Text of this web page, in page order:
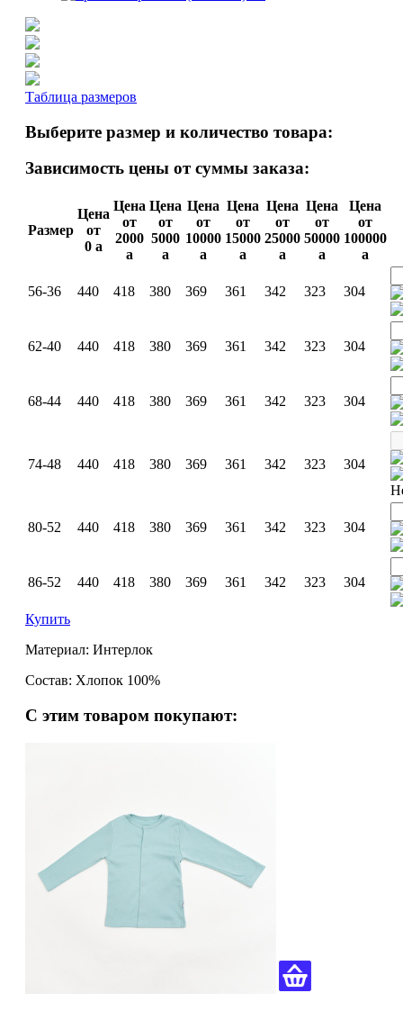
Таблица размеров
Выберите размер и количество товара:
Зависимость цены от суммы заказа:
Размер
Цена
от
0 a
Цена
от
2000
a
Цена
от
5000
a
Цена
от
10000
a
Цена
от
15000
a
Цена
от
25000
a
Цена
от
50000
a
Цена
от
100000
a
56-36 440 418 380 369 361 342 323 304
62-40 440 418 380 369 361 342 323 304
68-44 440 418 380 369 361 342 323 304
74-48 440 418 380 369 361 342 323
304
80-52 440 418 380 369 361 342 323 304
86-52 440 418 380 369 361 342 323 304
Купить
Материал: Интерлок
Состав: Хлопок 100%
С этим товаром покупают: